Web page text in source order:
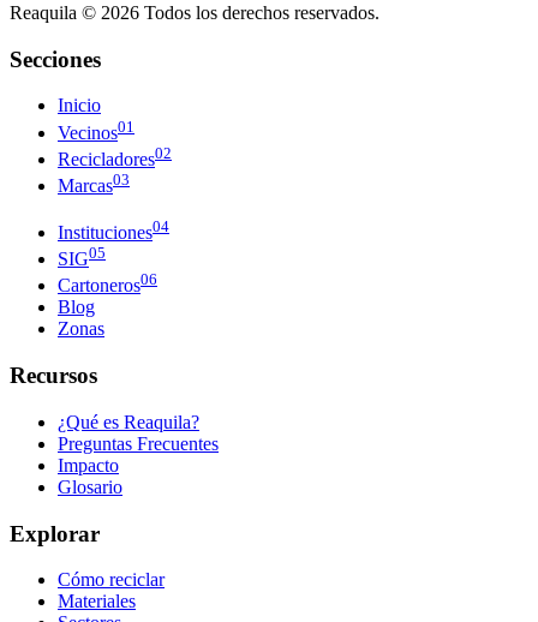
Reaquila © 2026 Todos los derechos reservados.
Secciones
Inicio
Vecinos01
Recicladores02
Marcas03
Instituciones04
SIG05
Cartoneros06
Blog
Zonas
Recursos
¿Qué es Reaquila?
Preguntas Frecuentes
Impacto
Glosario
Explorar
Cómo reciclar
Materiales